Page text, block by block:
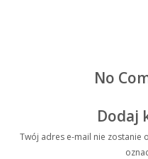
No
Dodaj
Twój adres e-mail nie zostanie